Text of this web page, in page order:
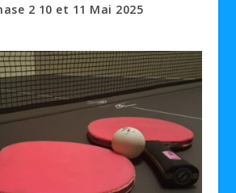
2 10 et 11 Mai 2025